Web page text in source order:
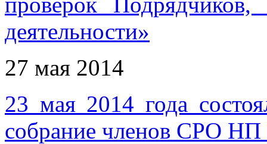
деятельности»
27 мая 2014
23 мая 2014 года
собрание членов СРО